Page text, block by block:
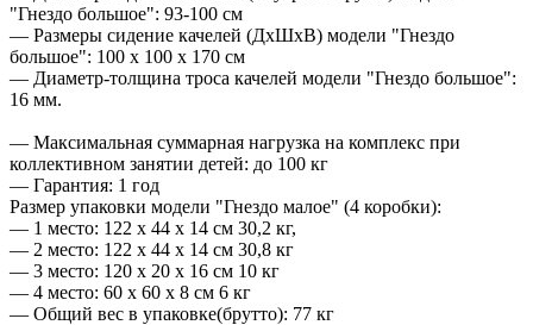
"Гнездо большое": 93-100 см
— Размеры сидение качелей (ДхШхВ) модели "Гнездо
большое": 100 х 100 х 170 см
— Диаметр-толщина троса качелей модели "Гнездо большое":
16 мм.
— Максимальная суммарная нагрузка на комплекс при
коллективном занятии детей: до 100 кг
— Гарантия: 1 год
Размер упаковки модели "Гнездо малое" (4 коробки):
— 1 место: 122 х 44 х 14 см 30,2 кг,
— 2 место: 122 х 44 х 14 см 30,8 кг
— 3 место: 120 х 20 х 16 см 10 кг
— 4 место: 60 х 60 х 8 см 6 кг
— Общий вес в упаковке(брутто): 77 кг